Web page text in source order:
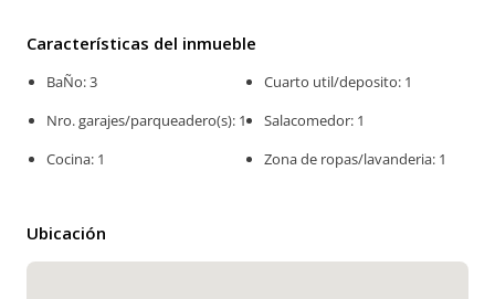
Características del inmueble
BaÑo: 3
Nro. garajes/parqueadero(s): 1
Cocina: 1
Cuarto util/deposito: 1
Salacomedor: 1
Zona de ropas/lavanderia: 1
Ubicación